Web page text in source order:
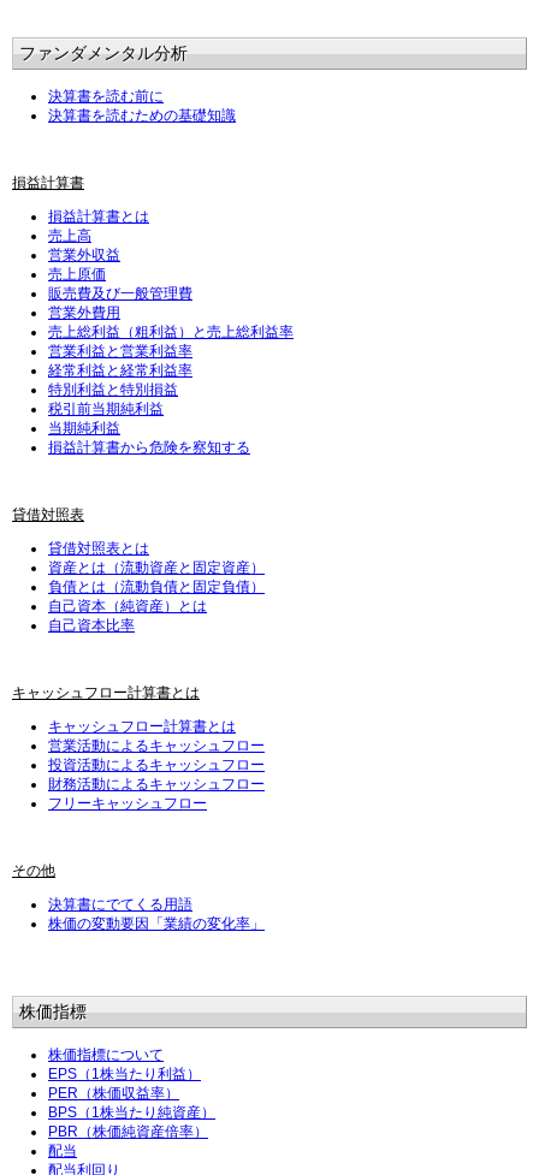
ファンダメンタル分析
決算書を読む前に
決算書を読むための基礎知識
損益計算書
損益計算書とは
売上高
営業外収益
売上原価
販売費及び一般管理費
営業外費用
売上総利益（粗利益）と売上総利益率
営業利益と営業利益率
経常利益と経常利益率
特別利益と特別損益
税引前当期純利益
当期純利益
損益計算書から危険を察知する
貸借対照表
貸借対照表とは
資産とは（流動資産と固定資産）
負債とは（流動負債と固定負債）
自己資本（純資産）とは
自己資本比率
キャッシュフロー計算書とは
キャッシュフロー計算書とは
営業活動によるキャッシュフロー
投資活動によるキャッシュフロー
財務活動によるキャッシュフロー
フリーキャッシュフロー
その他
決算書にでてくる用語
株価の変動要因「業績の変化率」
株価指標
株価指標について
EPS（1株当たり利益）
PER（株価収益率）
BPS（1株当たり純資産）
PBR（株価純資産倍率）
配当
配当利回り